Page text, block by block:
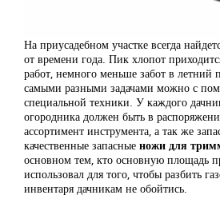
На приусадебном участке всегда
от времени года. Пик хлопот
работ, немного меньше забот в летний
самыми разными задачами можно с
специальной техники. У каждого
огородника должен быть в
ассортимент инструмента, а так же
качественные запасные ножи для
основном тем, кто основную площадь
использовал для того, чтобы разбить
инвентаря дачникам не обойтись.